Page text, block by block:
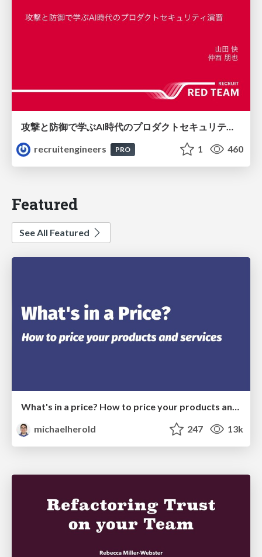
攻撃と防御で学ぶAI時代のプロダクトセキュリティ演習
recruitengineers
PRO 1 460
Featured
See All Featured
What's in a price? How to price your products and services
michaelherold
247 13k